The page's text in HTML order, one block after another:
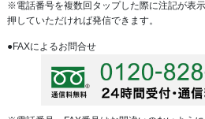
※電話番号を複数回タップした際に注記が表
押していただければ発信できます。
●FAXによるお問合せ